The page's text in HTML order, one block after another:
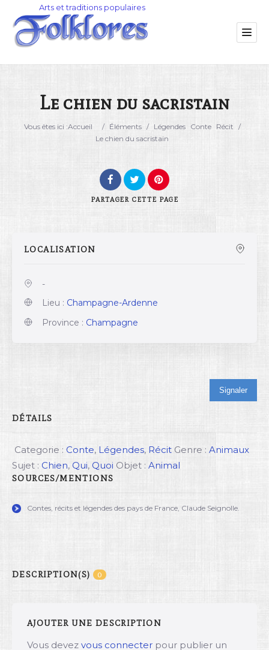
Catégorie
Le chien du sacristain
Vous êtes ici :Accueil / Éléments / Légendes Conte Récit /
Le chien du sacristain
PARTAGER CETTE PAGE
LOCALISATION
-
Lieu : Champagne-Ardenne
Province : Champagne
Signaler
DÉTAILS
Categorie : Conte, Légendes, Récit Genre : Animaux
Sujet : Chien, Qui, Quoi Objet : Animal
SOURCES/MENTIONS
Contes, récits et légendes des pays de France, Claude Seignolle.
DESCRIPTION(S) 0
AJOUTER UNE DESCRIPTION
Vous devez vous connecter pour publier un